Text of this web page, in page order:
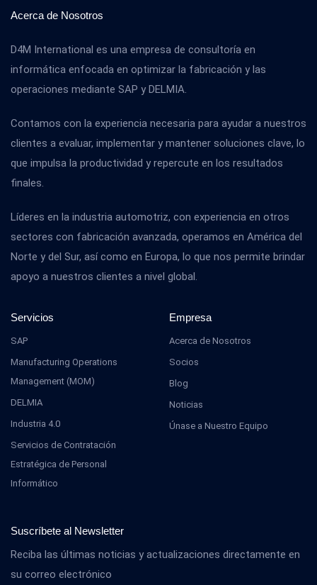
Acerca de Nosotros
D4M International es una empresa de consultoría en
informática enfocada en optimizar la fabricación y las
operaciones mediante SAP y DELMIA.
Contamos con la experiencia necesaria para ayudar a nuestros
clientes a evaluar, implementar y mantener soluciones clave, lo
que impulsa la productividad y repercute en los resultados
finales.
Líderes en la industria automotriz, con experiencia en otros
sectores con fabricación avanzada, operamos en América del
Norte y del Sur, así como en Europa, lo que nos permite brindar
apoyo a nuestros clientes a nivel global.
Servicios
SAP
Manufacturing Operations
Management (MOM)
DELMIA
Industria 4.0
Servicios de Contratación
Estratégica de Personal
Informático
Empresa
Acerca de Nosotros
Socios
Blog
Noticias
Únase a Nuestro Equipo
Suscríbete al Newsletter
Reciba las últimas noticias y actualizaciones directamente en
su correo electrónico